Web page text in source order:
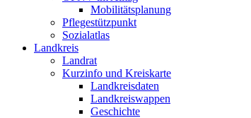
Mobilitätsplanung
Pflegestützpunkt
Sozialatlas
Landkreis
Landrat
Kurzinfo und Kreiskarte
Landkreisdaten
Landkreiswappen
Geschichte